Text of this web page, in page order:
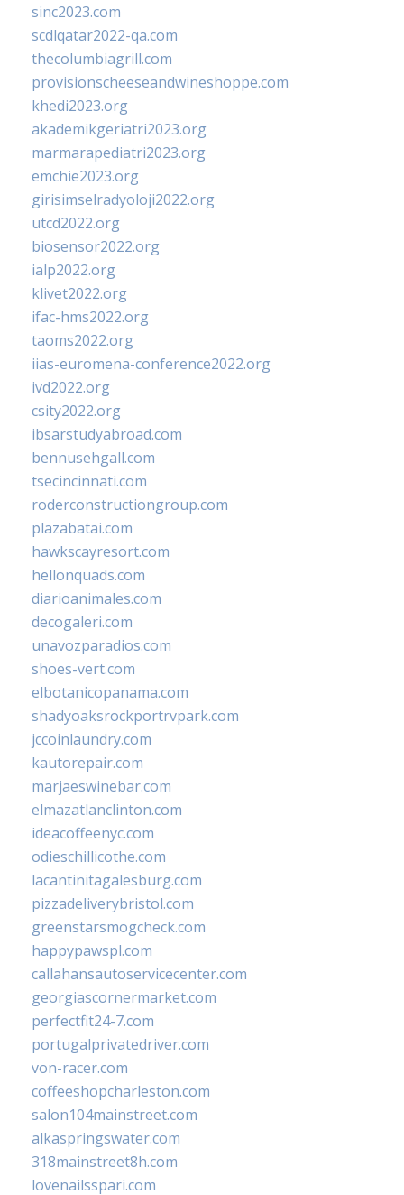
sinc2023.com
scdlqatar2022-qa.com
thecolumbiagrill.com
provisionscheeseandwineshoppe.com
khedi2023.org
akademikgeriatri2023.org
marmarapediatri2023.org
emchie2023.org
girisimselradyoloji2022.org
utcd2022.org
biosensor2022.org
ialp2022.org
klivet2022.org
ifac-hms2022.org
taoms2022.org
iias-euromena-conference2022.org
ivd2022.org
csity2022.org
ibsarstudyabroad.com
bennusehgall.com
tsecincinnati.com
roderconstructiongroup.com
plazabatai.com
hawkscayresort.com
hellonquads.com
diarioanimales.com
decogaleri.com
unavozparadios.com
shoes-vert.com
elbotanicopanama.com
shadyoaksrockportrvpark.com
jccoinlaundry.com
kautorepair.com
marjaeswinebar.com
elmazatlanclinton.com
ideacoffeenyc.com
odieschillicothe.com
lacantinitagalesburg.com
pizzadeliverybristol.com
greenstarsmogcheck.com
happypawspl.com
callahansautoservicecenter.com
georgiascornermarket.com
perfectfit24-7.com
portugalprivatedriver.com
von-racer.com
coffeeshopcharleston.com
salon104mainstreet.com
alkaspringswater.com
318mainstreet8h.com
lovenailsspari.com